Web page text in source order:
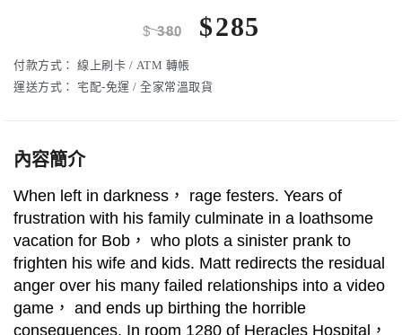
$380 $285
付款方式： 線上刷卡 / ATM 轉帳
運送方式：
宅配-免運 / 全家常溫取貨
內容簡介
When left in darkness， rage festers. Years of
frustration with his family culminate in a loathsome
vacation for Bob， who plots a sinister prank to
frighten his wife and kids. Matt redirects the residual
anger over his many failed relationships into a video
game， and ends up birthing the horrible
consequences. In room 1280 of Heracles Hospital，